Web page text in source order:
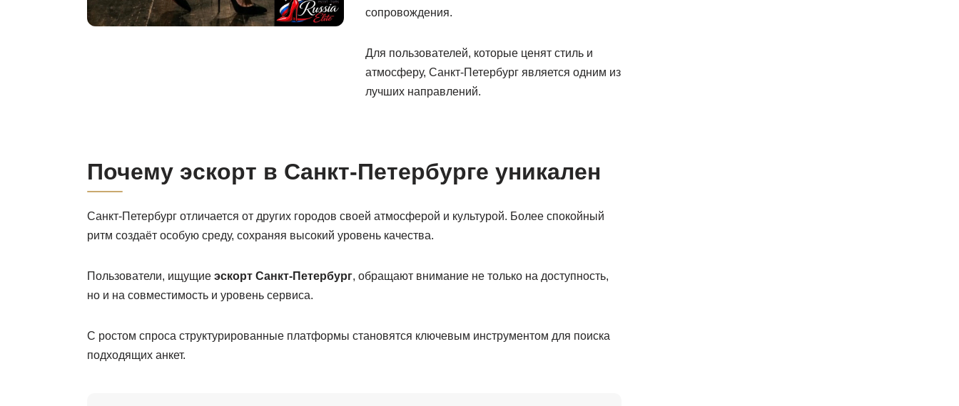
сопровождения.
Для пользователей, которые ценят стиль и
атмосферу, Санкт-Петербург является одним из
лучших направлений.
Почему эскорт в Санкт-Петербурге уникален
Санкт-Петербург отличается от других городов своей атмосферой и культурой. Более спокойный
ритм создаёт особую среду, сохраняя высокий уровень качества.
Пользователи, ищущие эскорт Санкт-Петербург, обращают внимание не только на доступность,
но и на совместимость и уровень сервиса.
С ростом спроса структурированные платформы становятся ключевым инструментом для поиска
подходящих анкет.